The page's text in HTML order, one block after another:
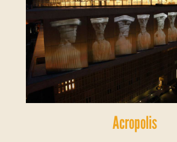
Acropolis